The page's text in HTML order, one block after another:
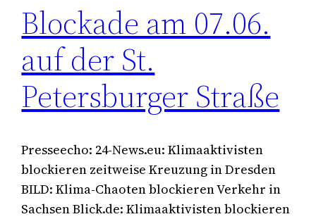
Blockade am 07.06.
auf der St.
Petersburger Straße
Presseecho: 24-News.eu: Klimaaktivisten
blockieren zeitweise Kreuzung in Dresden
BILD: Klima-Chaoten blockieren Verkehr in
Sachsen Blick.de: Klimaaktivisten blockieren